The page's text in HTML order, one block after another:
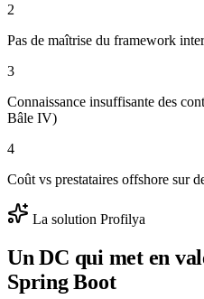
2
Pas de maîtrise du framework
3
Connaissance insuffisante des
Bâle IV)
4
Coût vs prestataires offshore sur
La solution Profilya
Un DC qui met en
Spring Boot